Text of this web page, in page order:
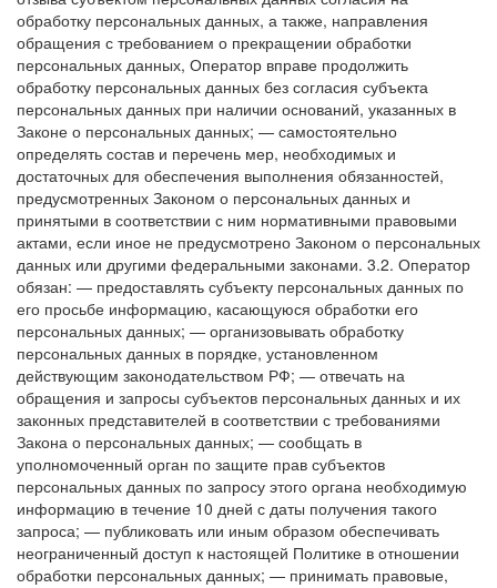
обработку персональных данных, а также, направления
обращения с требованием о прекращении обработки
персональных данных, Оператор вправе продолжить
обработку персональных данных без согласия субъекта
персональных данных при наличии оснований, указанных в
Законе о персональных данных; — самостоятельно
определять состав и перечень мер, необходимых и
достаточных для обеспечения выполнения обязанностей,
предусмотренных Законом о персональных данных и
принятыми в соответствии с ним нормативными правовыми
актами, если иное не предусмотрено Законом о персональных
данных или другими федеральными законами. 3.2. Оператор
обязан: — предоставлять субъекту персональных данных по
его просьбе информацию, касающуюся обработки его
персональных данных; — организовывать обработку
персональных данных в порядке, установленном
действующим законодательством РФ; — отвечать на
обращения и запросы субъектов персональных данных и их
законных представителей в соответствии с требованиями
Закона о персональных данных; — сообщать в
уполномоченный орган по защите прав субъектов
персональных данных по запросу этого органа необходимую
информацию в течение 10 дней с даты получения такого
запроса; — публиковать или иным образом обеспечивать
неограниченный доступ к настоящей Политике в отношении
обработки персональных данных; — принимать правовые,